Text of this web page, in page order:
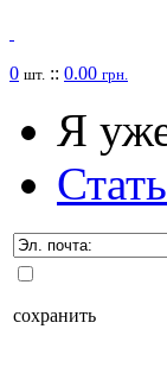
0 шт. :: 0.00 грн.
Я
сохранить